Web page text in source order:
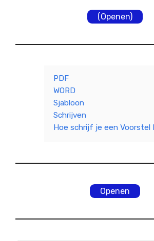
(Openen)
PDF
WORD
Sjabloon
Schrijven
Hoe schrijf je een Voorstel
Openen